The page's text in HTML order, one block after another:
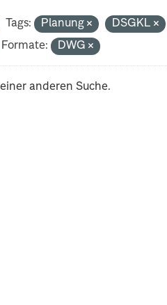
Tags: Planung
DSGKL
Formate: DWG
anderen Suche.